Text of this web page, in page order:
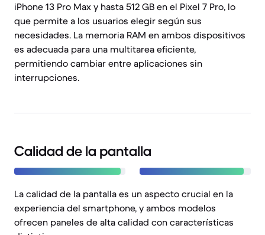
iPhone 13 Pro Max y hasta 512 GB en el Pixel 7 Pro, lo
que permite a los usuarios elegir según sus
necesidades. La memoria RAM en ambos dispositivos
es adecuada para una multitarea eficiente,
permitiendo cambiar entre aplicaciones sin
interrupciones.
Calidad de la pantalla
La calidad de la pantalla es un aspecto crucial en la
experiencia del smartphone, y ambos modelos
ofrecen paneles de alta calidad con características